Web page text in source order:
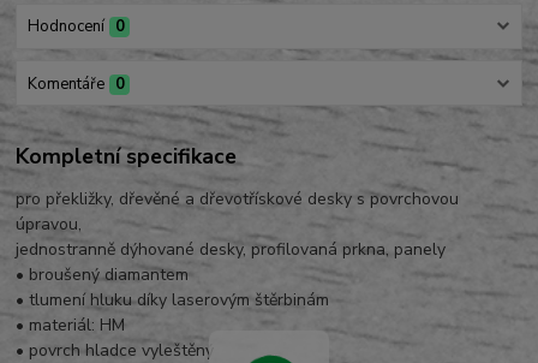
Hodnocení 0
Komentáře 0
Kompletní specifikace
pro překližky, dřevěné a dřevotřískové desky s povrchovou
úpravou,
jednostranně dýhované desky, profilovaná prkna, panely
• broušený diamantem
• tlumení hluku díky laserovým štěrbinám
• materiál: HM
• povrch hladce vyleštěný